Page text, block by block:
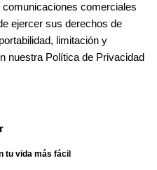
comerciales
ejercer sus derechos de
limitación y
nuestra Política de Privacidad
tu vida más fácil